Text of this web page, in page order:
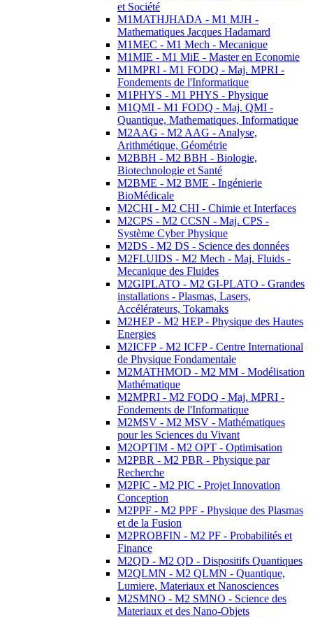
et Société
M1MATHJHADA - M1 MJH -
Mathematiques Jacques Hadamard
M1MEC - M1 Mech - Mecanique
M1MIE - M1 MiE - Master en Economie
M1MPRI - M1 FODQ - Maj. MPRI -
Fondements de l'Informatique
M1PHYS - M1 PHYS - Physique
M1QMI - M1 FODQ - Maj. QMI -
Quantique, Mathematiques, Informatique
M2AAG - M2 AAG - Analyse,
Arithmétique, Géométrie
M2BBH - M2 BBH - Biologie,
Biotechnologie et Santé
M2BME - M2 BME - Ingénierie
BioMédicale
M2CHI - M2 CHI - Chimie et Interfaces
M2CPS - M2 CCSN - Maj. CPS -
Système Cyber Physique
M2DS - M2 DS - Science des données
M2FLUIDS - M2 Mech - Maj. Fluids -
Mecanique des Fluides
M2GIPLATO - M2 GI-PLATO - Grandes
installations - Plasmas, Lasers,
Accélérateurs, Tokamaks
M2HEP - M2 HEP - Physique des Hautes
Energies
M2ICFP - M2 ICFP - Centre International
de Physique Fondamentale
M2MATHMOD - M2 MM - Modélisation
Mathématique
M2MPRI - M2 FODQ - Maj. MPRI -
Fondements de l'Informatique
M2MSV - M2 MSV - Mathématiques
pour les Sciences du Vivant
M2OPTIM - M2 OPT - Optimisation
M2PBR - M2 PBR - Physique par
Recherche
M2PIC - M2 PIC - Projet Innovation
Conception
M2PPF - M2 PPF - Physique des Plasmas
et de la Fusion
M2PROBFIN - M2 PF - Probabilités et
Finance
M2QD - M2 QD - Dispositifs Quantiques
M2QLMN - M2 QLMN - Quantique,
Lumiere, Materiaux et Nanosciences
M2SMNO - M2 SMNO - Science des
Materiaux et des Nano-Objets